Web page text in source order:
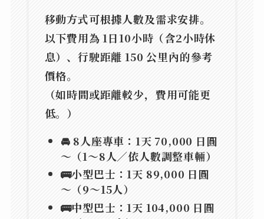
移動方式可根據人數及需求安排。
以下費用為 1日10小時（含2小時休
息）、行駛距離 150 公里內的參考
價格。
（如時間或距離較少，費用可能更
低。）
🚘 8人座專車 ：1天 70,000 日圓
～ （1～8人／依人數調整車輛）
🚌小型巴士 ：1天 89,000 日圓
～ （9～15人）
🚌中型巴士 ：1天 104,000 日圓